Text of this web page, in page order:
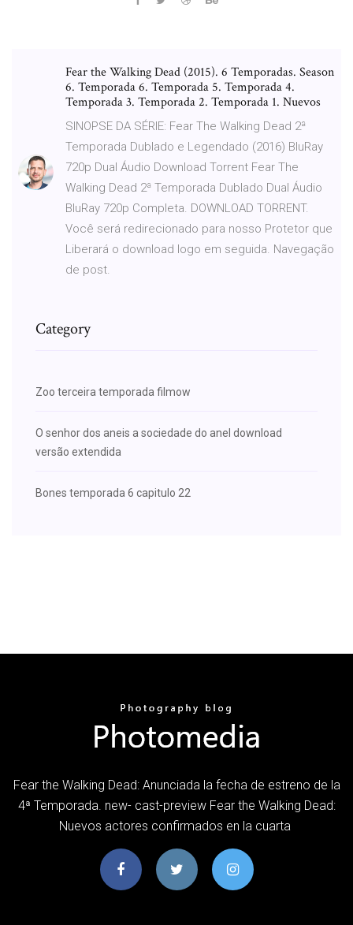
Fear the Walking Dead (2015). 6 Temporadas. Season
6. Temporada 6. Temporada 5. Temporada 4.
Temporada 3. Temporada 2. Temporada 1. Nuevos
SINOPSE DA SÉRIE: Fear The Walking Dead 2ª
Temporada Dublado e Legendado (2016) BluRay
720p Dual Áudio Download Torrent Fear The
Walking Dead 2ª Temporada Dublado Dual Áudio
BluRay 720p Completa. DOWNLOAD TORRENT.
Você será redirecionado para nosso Protetor que
Liberará o download logo em seguida. Navegação
de post.
Category
Zoo terceira temporada filmow
O senhor dos aneis a sociedade do anel download
versão extendida
Bones temporada 6 capitulo 22
Fear the Walking Dead: Anunciada la fecha de estreno de la
4ª Temporada. new- cast-preview Fear the Walking Dead:
Nuevos actores confirmados en la cuarta